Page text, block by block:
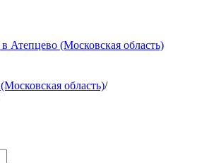
Атепцево (Московская область)
область)/